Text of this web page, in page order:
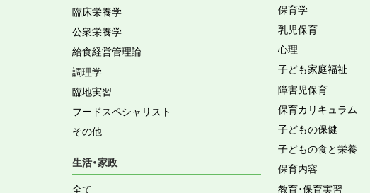
臨床栄養学
公衆栄養学
給食経営管理論
調理学
臨地実習
フードスペシャリスト
その他
生活・家政
全て
保育学
乳児保育
心理
子ども家庭福祉
障害児保育
保育カリキュラム
子どもの保健
子どもの食と栄養
保育内容
教育・保育実習